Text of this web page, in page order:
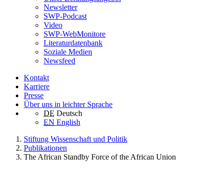
Newsletter
SWP-Podcast
Video
SWP-WebMonitore
Literaturdatenbank
Soziale Medien
Newsfeed
Kontakt
Karriere
Presse
Über uns in leichter Sprache
DE Deutsch
EN English
Stiftung Wissenschaft und Politik
Publikationen
The African Standby Force of the African Union